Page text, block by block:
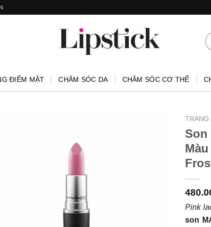
ĐIỂM MẶT CHĂM SÓC DA CHĂM SÓC CƠ THỂ
TRANG
Son
Pink
son